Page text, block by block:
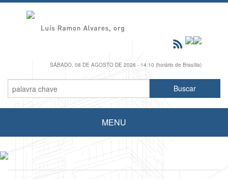
SÁBADO, 08 DE AGOSTO DE 2026 - 14:10 (horário de Brasília)
MENU